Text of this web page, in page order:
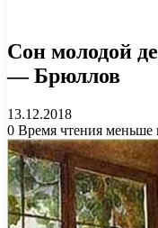
Сон молодой
— Брюллов
13.12.2018
0 Время чтения